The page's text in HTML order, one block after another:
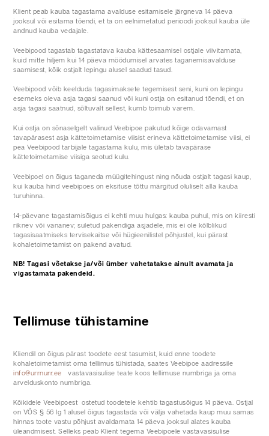
Klient peab kauba tagastama avalduse esitamisele järgneva 14 päeva
jooksul või esitama tõendi, et ta on eelnimetatud perioodi jooksul kauba üle
andnud kauba vedajale.
Veebipood tagastab tagastatava kauba kättesaamisel ostjale viivitamata,
kuid mitte hiljem kui 14 päeva möödumisel arvates taganemisavalduse
saamisest, kõik ostjalt lepingu alusel saadud tasud.
Veebipood võib keelduda tagasimaksete tegemisest seni, kuni on lepingu
esemeks oleva asja tagasi saanud või kuni ostja on esitanud tõendi, et on
asja tagasi saatnud, sõltuvalt sellest, kumb toimub varem.
Kui ostja on sõnaselgelt valinud Veebipoe pakutud kõige odavamast
tavapärasest asja kättetoimetamise viisist erineva kättetoimetamise viisi, ei
pea Veebipood tarbijale tagastama kulu, mis ületab tavapärase
kättetoimetamise viisiga seotud kulu.
Veebipoel on õigus taganeda müügitehingust ning nõuda ostjalt tagasi kaup,
kui kauba hind veebipoes on eksituse tõttu märgitud oluliselt alla kauba
turuhinna.
14-päevane tagastamisõigus ei kehti muu hulgas: kauba puhul, mis on kiiresti
riknev või vananev; suletud pakendiga asjadele, mis ei ole kõlblikud
tagasisaatmiseks tervisekaitse või hügieenilistel põhjustel, kui pärast
kohaletoimetamist on pakend avatud.
NB! Tagasi võetakse ja/või ümber vahetatakse ainult avamata ja
vigastamata pakendeid.
Tellimuse tühistamine
Kliendil on õigus pärast toodete eest tasumist, kuid enne toodete
kohaletoimetamist oma tellimus tühistada, saates Veebipoe aadressile
info@urrnurr.ee vastavasisulise teate koos tellimuse numbriga ja oma
arvelduskonto numbriga.
Kõikidele Veebipoest ostetud toodetele kehtib tagastusõigus 14 päeva. Ostjal
on VÕS § 56 lg 1 alusel õigus tagastada või välja vahetada kaup muu samas
hinnas toote vastu põhjust avaldamata 14 päeva jooksul alates kauba
üleandmisest. Selleks peab Klient tegema Veebipoele vastavasisulise